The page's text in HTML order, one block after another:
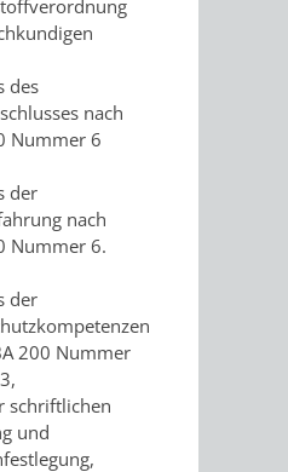
FINANZEN
des
nach
Nummer 6
der
nach
Nummer 6.
der
200 Nummer
schriftlichen
und